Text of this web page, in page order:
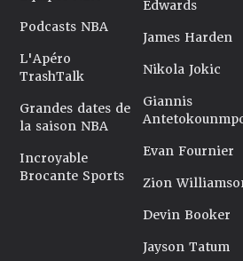
Podcasts NBA
L'Apéro
TrashTalk
Grandes dates de
la saison NBA
Incroyable
Brocante Sports
Edwards
James Harden
Nikola Jokic
Giannis
Evan Fournier
Zion
Devin Booker
Jayson Tatum